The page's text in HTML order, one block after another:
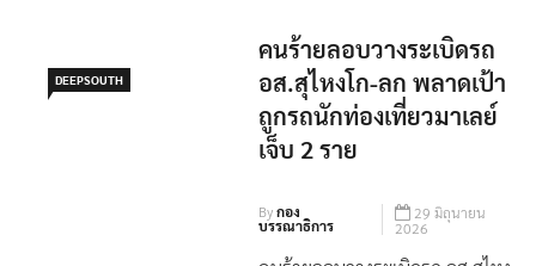
DEEPSOUTH
คนร้ายลอบวางระเบิดรถ
อส.สุไหงโก-ลก พลาดเป้า
ถูกรถนักท่องเที่ยวมาเลย์
เจ็บ 2 ราย
Byกอง
บรรณาธิการ
29 มิถุนายน
2026